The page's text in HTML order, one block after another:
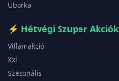
Uborka
⚡ Hétvégi Szuper Akciók
Villámakció
Xxl
Szezonális